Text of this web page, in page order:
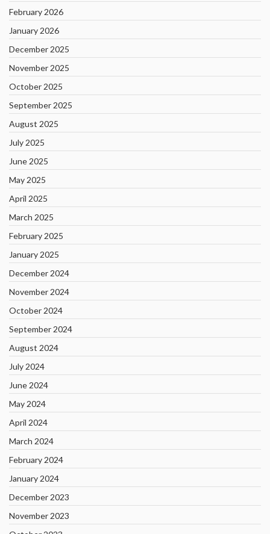
February 2026
January 2026
December 2025
November 2025
October 2025
September 2025
August 2025
July 2025
June 2025
May 2025
April 2025
March 2025
February 2025
January 2025
December 2024
November 2024
October 2024
September 2024
August 2024
July 2024
June 2024
May 2024
April 2024
March 2024
February 2024
January 2024
December 2023
November 2023